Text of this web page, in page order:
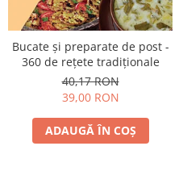
Bucate şi preparate de post -
360 de reţete tradiţionale
40,17 RON
39,00 RON
ADAUGĂ ÎN COȘ